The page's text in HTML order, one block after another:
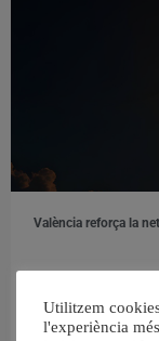
València reforça la
Utilitzem
l'experiència